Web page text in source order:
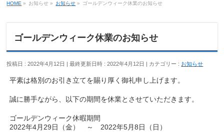
HOME » お知らせ » お知らせ » ゴールデンウィーク休業のお知らせ
ゴールデンウィーク休業のお知らせ
投稿日 : 2022年4月12日 最終更新日時 : 2022年4月12日 カテゴリー : お知らせ
平素は格別のお引き立てを賜り厚く御礼申し上げます。
誠に勝手ながら、以下の期間を休業とさせていただきます。
ゴールデンウィーク休暇期間
2022年4月29日（金） ～ 2022年5月8日（日）